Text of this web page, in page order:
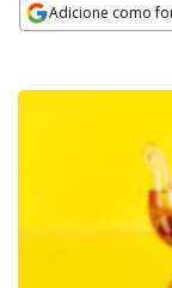
Adicione como